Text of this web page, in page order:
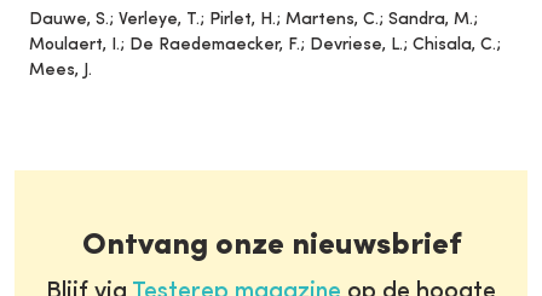
Dauwe, S.; Verleye, T.; Pirlet, H.; Martens, C.; Sandra, M.;
Moulaert, I.; De Raedemaecker, F.; Devriese, L.; Chisala, C.;
Mees, J.
Ontvang onze nieuwsbrief